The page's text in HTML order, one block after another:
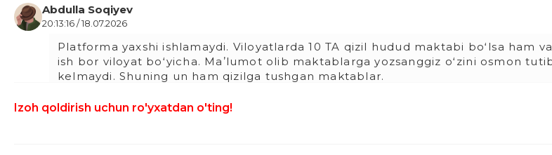
Abdulla Soqiyev
20:13:16 / 18.07.2026
Platforma yaxshi ishlamaydi. Viloyatlarda 10 TA qizil hudud maktabi boʻlsa ham
ish bor viloyat boʻyicha. Maʼlumot olib maktablarga yozsanggiz oʻzini osmon
kelmaydi. Shuning un ham qizilga tushgan maktablar.
Izoh qoldirish uchun ro'yxatdan o'ting!